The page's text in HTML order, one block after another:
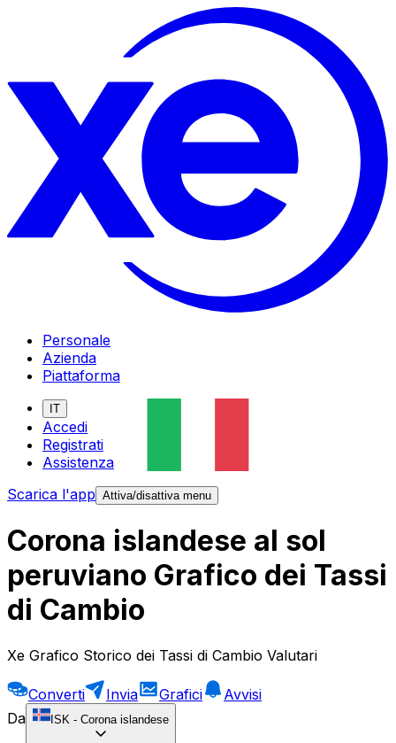
Personale
Azienda
Piattaforma
IT
Accedi
Registrati
Assistenza
Scarica l'app Attiva/disattiva menu
Corona islandese al sol
peruviano Grafico dei Tassi
di Cambio
Xe Grafico Storico dei Tassi di Cambio Valutari
Converti Invia Grafici
Avvisi
Da
ISK - Corona islandese